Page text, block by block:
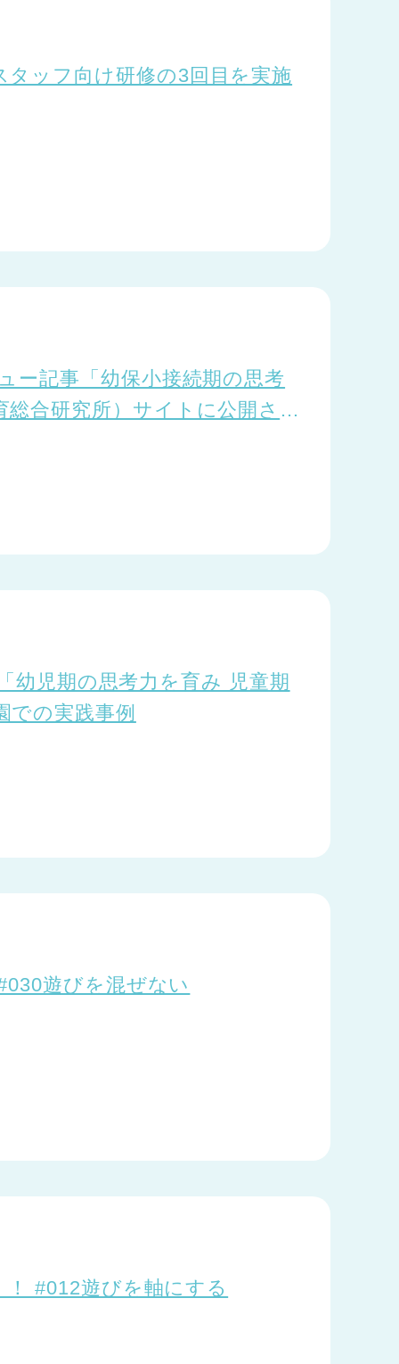
ッフ向け研修の3回目を実施
ー記事「幼保小接続期の思考
合研究所）サイトに公開され
児期の思考力を育み 児童期
での実践事例
遊びを混ぜない
#012遊びを軸にする